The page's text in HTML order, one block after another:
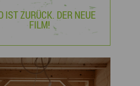
IST ZURÜCK. DER NEUE
FILM!